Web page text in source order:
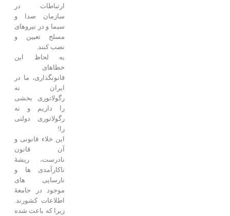
ارتباطات در
سازمان صدا و
سیما و در نیروهای
مسلح تعیین و
نصب کنند.
به لحاظ این
خطاهای
قانونگذاری، ما در
ایران نه
رگولاتوری بخشی
را داریم و نه
رگولاتوری دولتی
را!
این خلاء قانونی و
آن قانون
نادرست، ریشۀ
ناکارآمدی ها و
نارسایی های
موجود در جامعۀ
اطلاعات کشورند.
زیرا که باعث شده